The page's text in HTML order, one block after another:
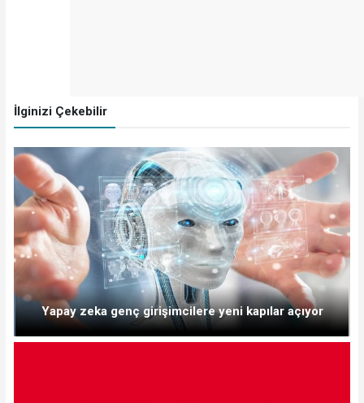
İlginizi Çekebilir
Yapay zeka genç girişimcilere yeni kapılar açıyor